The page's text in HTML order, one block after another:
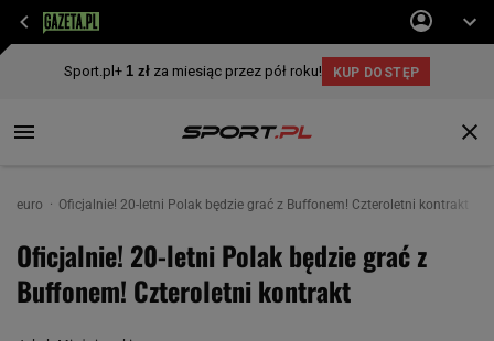
euro Oficjalnie! 20-letni Polak będzie grać z Buffonem! Czteroletni kontrakt
Oficjalnie! 20-letni Polak będzie grać z
Buffonem! Czteroletni kontrakt